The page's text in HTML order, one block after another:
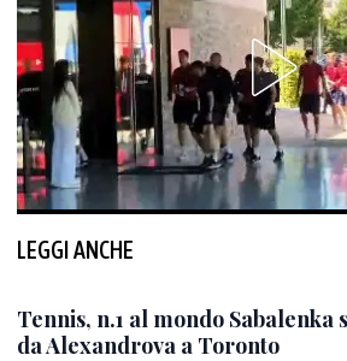
LEGGI ANCHE
Tennis, n.1 al mondo Sabalenka
da Alexandrova a Toronto